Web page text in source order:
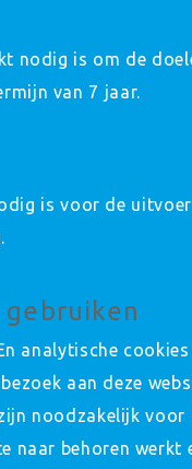
nodig is om de
van 7 jaar.
is voor de
analytische
aan deze
noodzakelijk voor
naar behoren werkt